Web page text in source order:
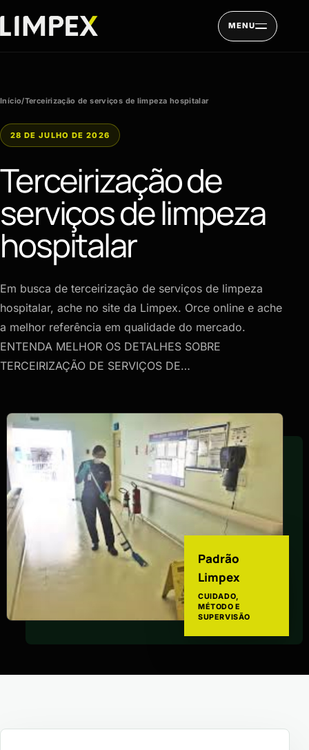
MENU
Início/Terceirização de serviços de limpeza hospitalar
28 DE JULHO DE 2026
Terceirização de
serviços de limpeza
hospitalar
Em busca de terceirização de serviços de limpeza
hospitalar, ache no site da Limpex. Orce online e ache
a melhor referência em qualidade do mercado.
ENTENDA MELHOR OS DETALHES SOBRE
TERCEIRIZAÇÃO DE SERVIÇOS DE…
Padrão
Limpex
CUIDADO,
MÉTODO E
SUPERVISÃO